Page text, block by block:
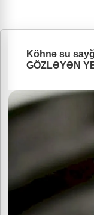
Köhnə su
GÖZLƏYƏN